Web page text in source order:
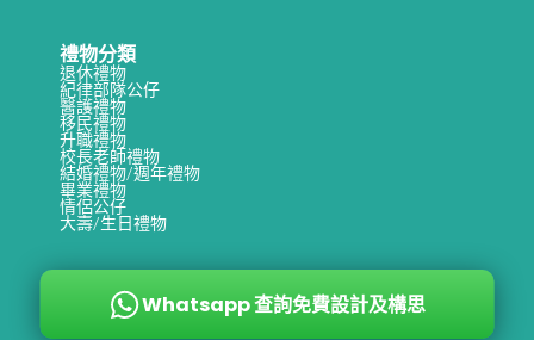
Whatsapp 查詢免費設計及構思
禮物分類
退休禮物
紀律部隊公仔
醫護禮物
移民禮物
升職禮物
校長老師禮物
結婚禮物/週年禮物
畢業禮物
情侶公仔
大壽/生日禮物